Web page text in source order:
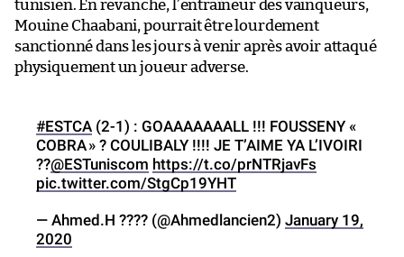
tunisien. En revanche, l’entraîneur des vainqueurs,
Mouine Chaabani, pourrait être lourdement
sanctionné dans les jours à venir après avoir attaqué
physiquement un joueur adverse.
#ESTCA (2-1) : GOAAAAAAALL !!! FOUSSENY «
COBRA » ? COULIBALY !!!! JE T’AIME YA L’IVOIRI
??@ESTuniscom https://t.co/prNTRjavFs
pic.twitter.com/StgCp19YHT
— Ahmed.H ???? (@Ahmedlancien2) January 19,
2020